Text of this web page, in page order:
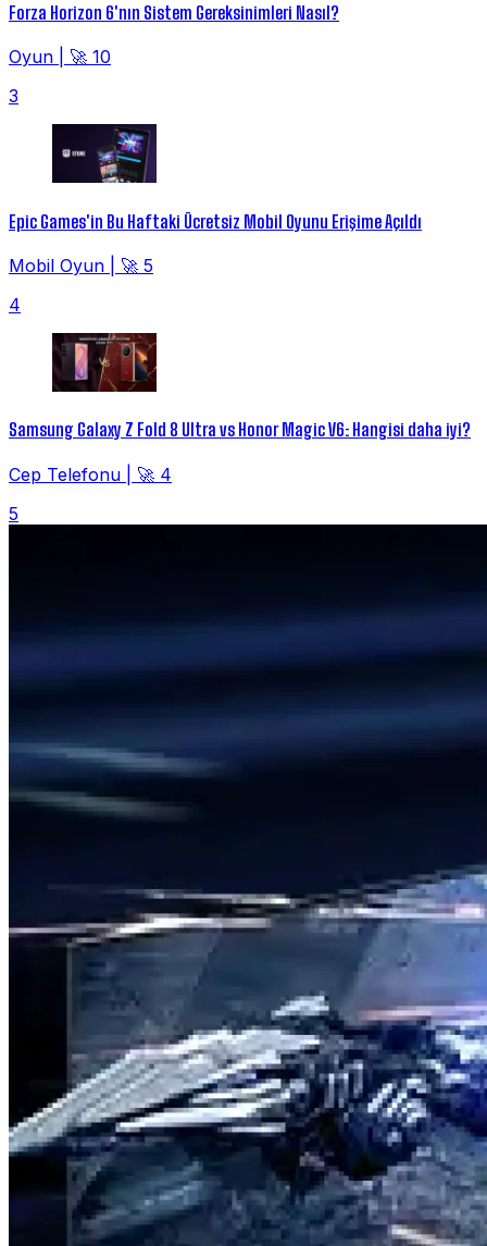
Forza Horizon 6'nın Sistem Gereksinimleri Nasıl?
Oyun
🚀 10
3
Epic Games'in Bu Haftaki Ücretsiz Mobil Oyunu Erişime Açıldı
Mobil Oyun
🚀 5
4
Samsung Galaxy Z Fold 8 Ultra vs Honor Magic V6: Hangisi daha iyi?
Cep Telefonu
🚀 4
5